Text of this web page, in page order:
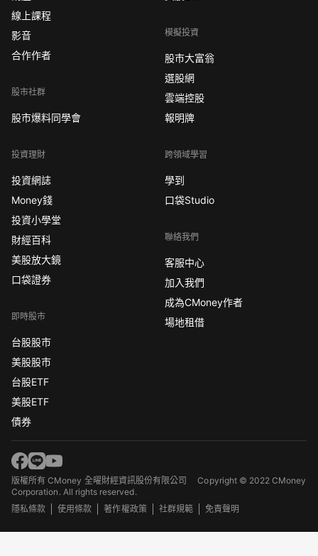
線上課程
影音
合作作者
股市社群
股市爆料同學會
投資理財
投資網誌
Money錢
投資小學堂
財經百科
美股放大鏡
口袋證券
即時股市
台股股市
美股股市
台股ETF
美股ETF
債券
模擬投資
股市大富翁
選股網
雲端控股
報明牌
跨領域學習
學到
口袋Studio
聯絡我們
客服中心
加入我們
成為CMoney作者
場地租借
版權所有 CMoney 全曜財經資訊股份有限公司Copyright © 2022 CMoney
Corporation. All rights reserved.
隱私條款
使用條款 著作權政策 社群規範 免責聲明